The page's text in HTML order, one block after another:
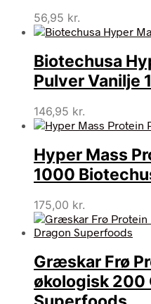
56,95 kr.
Biotechusa
Pulver Vanilje
146,95 kr.
Hyper Mass
1000
175,00 kr.
Græskar Frø
økologisk 200